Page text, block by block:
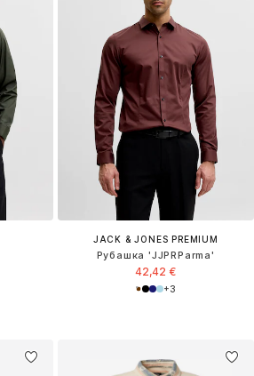
JACK & JONES PREMIUM
Рубашка 'JJPRParma'
42,42 €
+3